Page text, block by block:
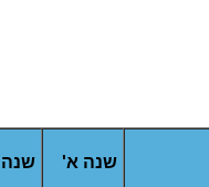
שנה א'